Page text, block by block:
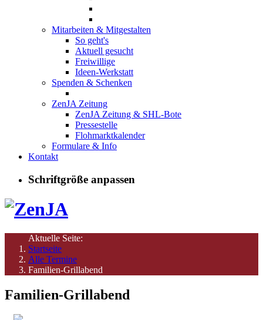
Mitarbeiten & Mitgestalten
So geht's
Aktuell gesucht
Freiwillige
Ideen-Werkstatt
Spenden & Schenken
ZenJA Zeitung
ZenJA Zeitung & SHL-Bote
Pressestelle
Flohmarktkalender
Formulare & Info
Kontakt
Schriftgröße anpassen
Aktuelle Seite:
Startseite
Alle Termine
Familien-Grillabend
Familien-Grillabend